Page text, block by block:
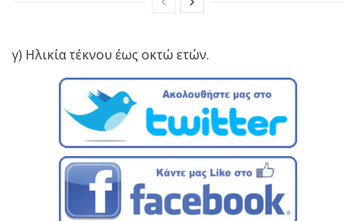
γ) Ηλικία τέκνου έως οκτώ ετών.